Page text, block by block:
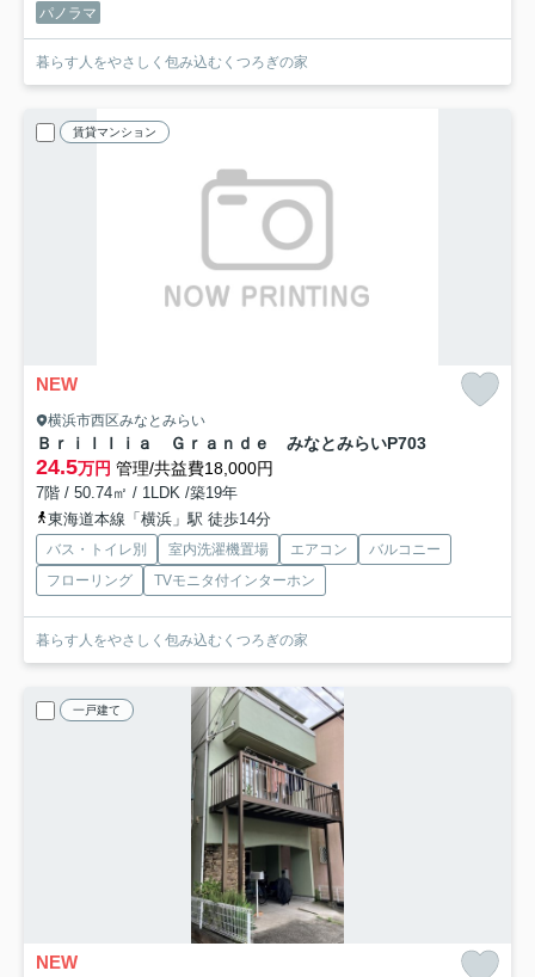
パノラマ
暮らす人をやさしく包み込むくつろぎの家
賃貸マンション
NEW
横浜市西区みなとみらい
Ｂｒｉｌｌｉａ Ｇｒａｎｄｅ みなとみらいP703
24.5万円 管理/共益費18,000円
7階 / 50.74㎡ / 1LDK /築19年
東海道本線「横浜」駅 徒歩14分
バス・トイレ別 室内洗濯機置場 エアコン
バルコニー
フローリング
TVモニタ付インターホン
暮らす人をやさしく包み込むくつろぎの家
一戸建て
NEW